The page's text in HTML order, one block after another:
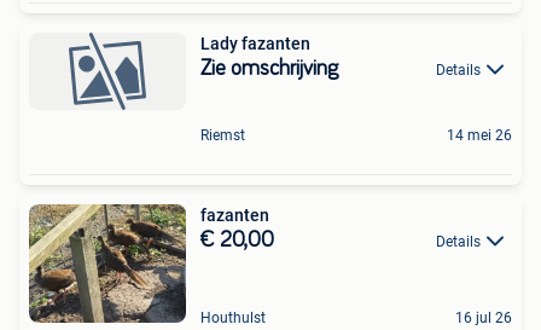
Lady fazanten
Zie omschrijving Details
Riemst 14 mei 26
fazanten
€ 20,00 Details
Houthulst 16 jul 26